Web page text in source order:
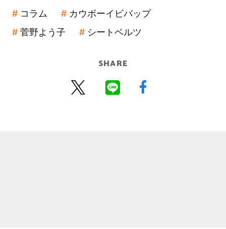
コラム
カウボーイビバップ
菅野よう子
シートベルツ
SHARE